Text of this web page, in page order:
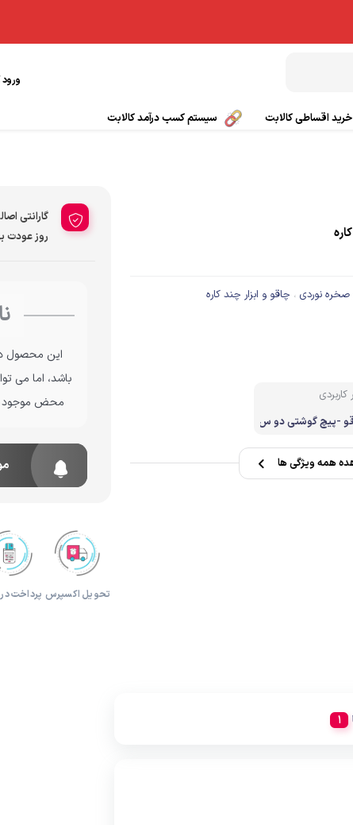
گتر
دستکش
جوراب و ساق
ادکلن
زیبایی و
خرید اقساطی کالابت سیستم کسب درآمد کالابت
صخره نوردی ، چاقو و ابزار چند کاره
کاربردی
-پیچ گوشتی دو س
نوشابه یا بطری-
همه ویژگی ها
روز عودت
این محصول
باشد، اما می
محض موجود
تحویل اکسپرس پرداخت